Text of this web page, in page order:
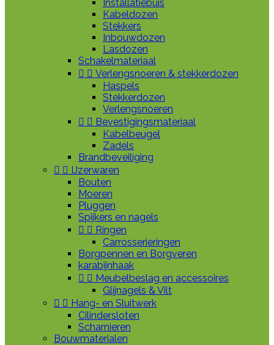
Installatiebuis
Kabeldozen
Stekkers
Inbouwdozen
Lasdozen
Schakelmateriaal
  Verlengsnoeren & stekkerdozen
Haspels
Stekkerdozen
Verlengsnoeren
  Bevestigingsmateriaal
Kabelbeugel
Zadels
Brandbeveiliging
  IJzerwaren
Bouten
Moeren
Pluggen
Spijkers en nagels
  Ringen
Carrosserieringen
Borgpennen en Borgveren
karabijnhaak
  Meubelbeslag en accessoires
Glijnagels & Vilt
  Hang- en Sluitwerk
Cilindersloten
Scharnieren
Bouwmaterialen